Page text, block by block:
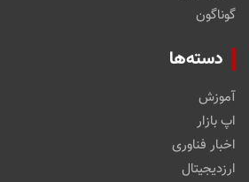
گوناگون
دسته‌ها
آموزش
اپ بازار
اخبار فناوری
ارزدیجیتال